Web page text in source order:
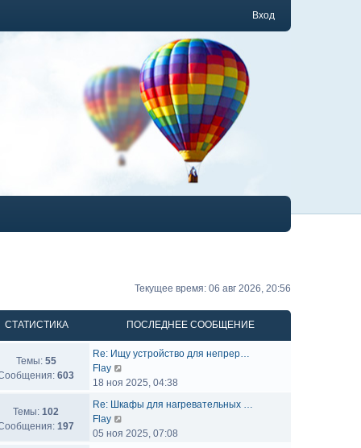
Вход
Текущее время: 06 авг 2026, 20:56
СТАТИСТИКА ПОСЛЕДНЕЕ СООБЩЕНИЕ
Темы: 55
603
Re: Ищу устройство для непрер…
Flay
е
е
т
18 ноя 2025, 04:38
Темы: 102
197
Re: Шкафы для нагревательных …
Flay
е
05 ноя 2025, 07:08